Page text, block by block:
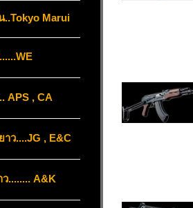
Marui
APS , CA
าว....JG , E&C
........ A&K